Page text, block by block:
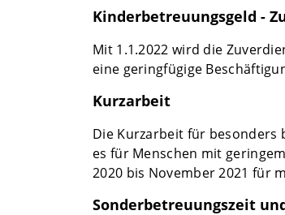
Kinderbetreuungsgeld -
Mit 1.1.2022 wird die
eine geringfügige
Kurzarbeit
Die Kurzarbeit für besonders
es für Menschen mit
2020 bis November 2021 für
Sonderbetreuungszeit